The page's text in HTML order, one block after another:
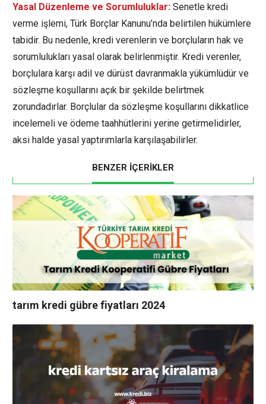
Yasal Düzenleme ve Sorumluluklar: Senetle kredi
verme işlemi, Türk Borçlar Kanunu’nda belirtilen hükümlere
tabidir. Bu nedenle, kredi verenlerin ve borçluların hak ve
sorumlulukları yasal olarak belirlenmiştir. Kredi verenler,
borçlulara karşı adil ve dürüst davranmakla yükümlüdür ve
sözleşme koşullarını açık bir şekilde belirtmek
zorundadırlar. Borçlular da sözleşme koşullarını dikkatlice
incelemeli ve ödeme taahhütlerini yerine getirmelidirler,
aksi halde yasal yaptırımlarla karşılaşabilirler.
BENZER İÇERİKLER
tarım kredi gübre fiyatları 2024